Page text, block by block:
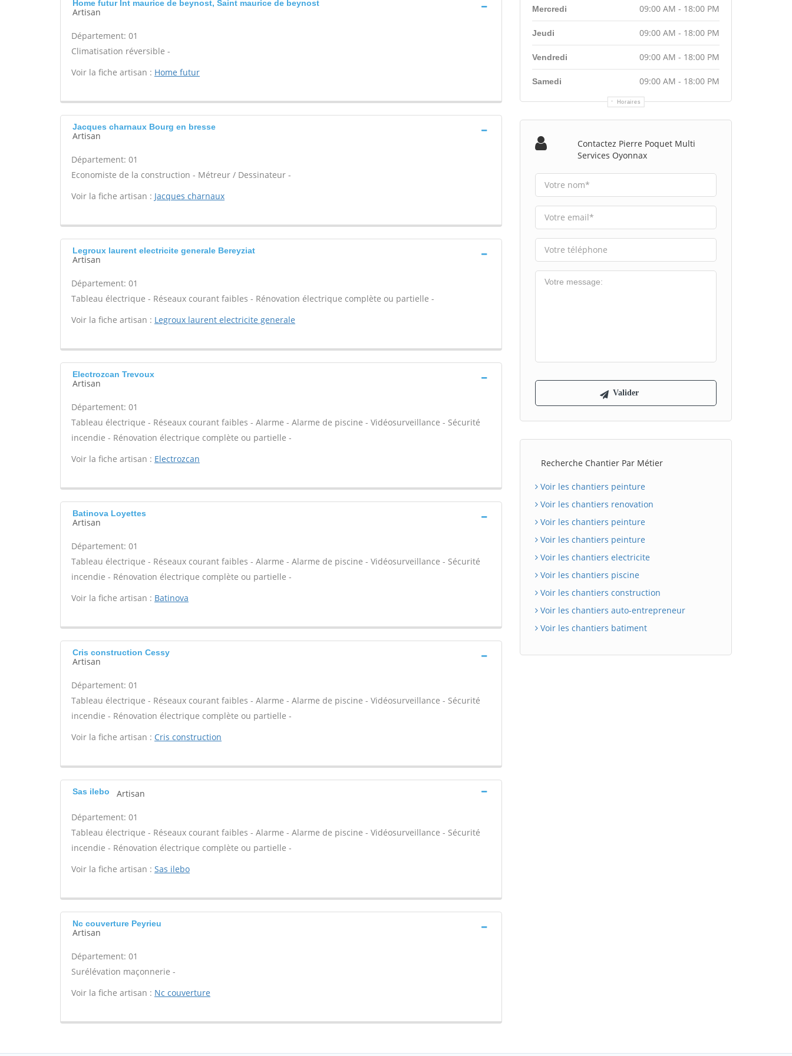
Home futur Int maurice de beynost, Saint maurice de beynost
Artisan
Département: 01
Climatisation réversible -
Voir la fiche artisan : Home futur
Jacques charnaux Bourg en bresse
Artisan
Département: 01
Economiste de la construction - Métreur / Dessinateur -
Voir la fiche artisan : Jacques charnaux
Legroux laurent electricite generale Bereyziat
Artisan
Département: 01
Tableau électrique - Réseaux courant faibles - Rénovation électrique complète ou partielle -
Voir la fiche artisan : Legroux laurent electricite generale
Electrozcan Trevoux
Artisan
Département: 01
Tableau électrique - Réseaux courant faibles - Alarme - Alarme de piscine - Vidéosurveillance - Sécurité
incendie - Rénovation électrique complète ou partielle -
Voir la fiche artisan : Electrozcan
Batinova Loyettes
Artisan
Département: 01
Tableau électrique - Réseaux courant faibles - Alarme - Alarme de piscine - Vidéosurveillance - Sécurité
incendie - Rénovation électrique complète ou partielle -
Voir la fiche artisan : Batinova
Cris construction Cessy
Artisan
Département: 01
Tableau électrique - Réseaux courant faibles - Alarme - Alarme de piscine - Vidéosurveillance - Sécurité
incendie - Rénovation électrique complète ou partielle -
Voir la fiche artisan : Cris construction
Sas ilebo Artisan
Département: 01
Tableau électrique - Réseaux courant faibles - Alarme - Alarme de piscine - Vidéosurveillance - Sécurité
incendie - Rénovation électrique complète ou partielle -
Voir la fiche artisan : Sas ilebo
Nc couverture Peyrieu
Artisan
Département: 01
Surélévation maçonnerie -
Voir la fiche artisan : Nc couverture
Horaires
Mercredi 09:00 AM - 18:00 PM
Jeudi 09:00 AM - 18:00 PM
Vendredi 09:00 AM - 18:00 PM
Samedi 09:00 AM - 18:00 PM
Contactez Pierre Poquet Multi
Services Oyonnax
Recherche Chantier Par Métier
Voir les chantiers peinture
Voir les chantiers renovation
Voir les chantiers peinture
Voir les chantiers peinture
Voir les chantiers electricite
Voir les chantiers piscine
Voir les chantiers construction
Voir les chantiers auto-entrepreneur
Voir les chantiers batiment